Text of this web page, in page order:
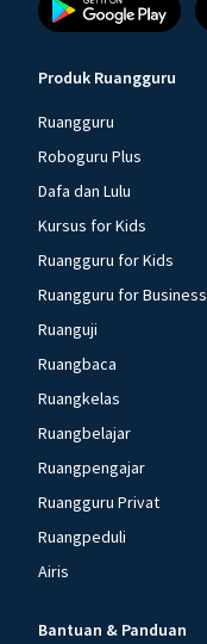
Produk Ruangguru
Ruangguru
Roboguru Plus
Dafa dan Lulu
Kursus for Kids
Ruangguru for Kids
Ruangguru for Business
Ruanguji
Ruangbaca
Ruangkelas
Ruangbelajar
Ruangpengajar
Ruangguru Privat
Ruangpeduli
Airis
Bantuan & Panduan